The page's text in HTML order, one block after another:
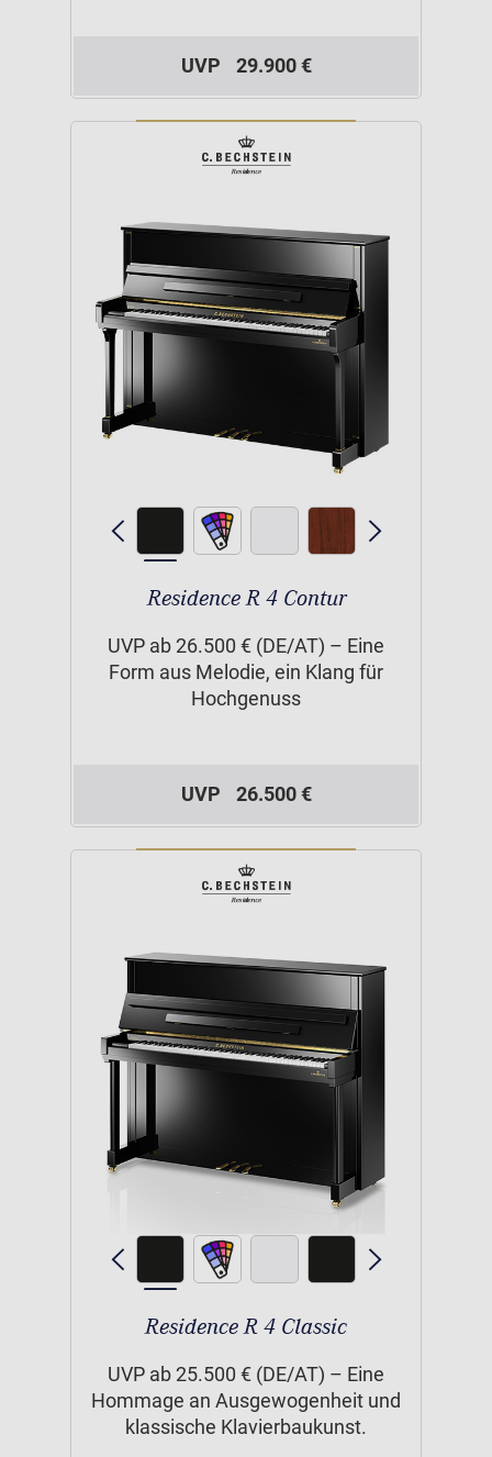
UVP 29.900 €
Residence R 4 Contur
UVP ab 26.500 € (DE/AT) – Eine
Form aus Melodie, ein Klang für
Hochgenuss
UVP 26.500 €
Residence R 4 Classic
UVP ab 25.500 € (DE/AT) – Eine
Hommage an Ausgewogenheit und
klassische Klavierbaukunst.